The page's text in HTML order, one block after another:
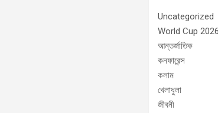
Uncategorized
World Cup 2026
আন্তর্জাতিক
কনফারেন্স
কলাম
খেলাধুলা
জীবনী